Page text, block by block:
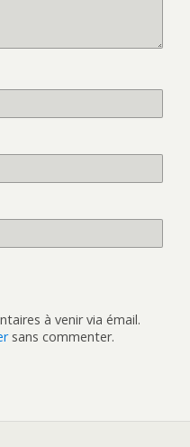
à venir via émail.
sans commenter.